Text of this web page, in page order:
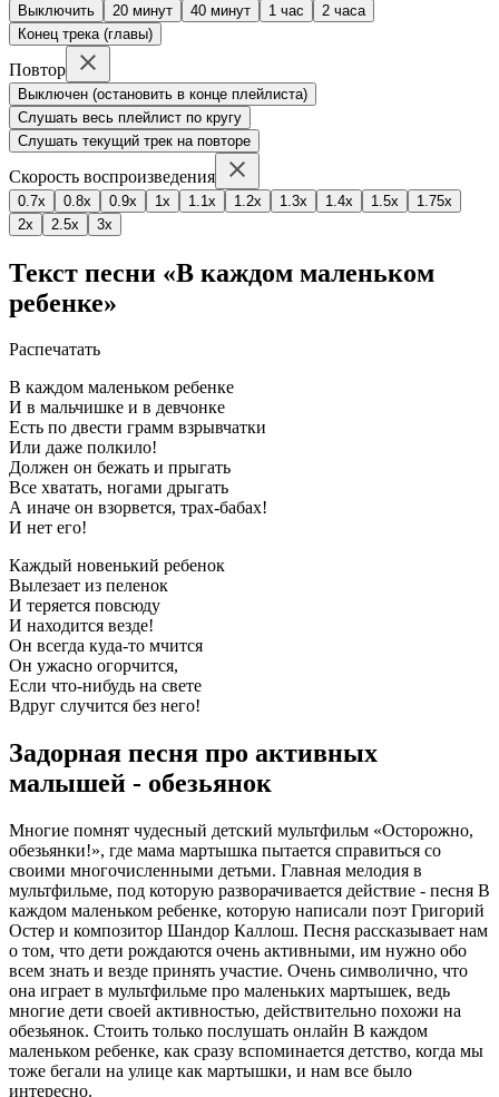
Выключить 20 минут 40 минут 1 час
2 часа
Конец трека (главы)
Повтор
Выключен (остановить в конце плейлиста)
Слушать весь плейлист по кругу
Слушать текущий трек на повторе
Скорость воспроизведения
0.7x 0.8x 0.9x 1x 1.1x 1.2x 1.3x 1.4x 1.5x
1.75x
2x
2.5x 3x
Текст песни «В каждом маленьком
ребенке»
Распечатать
В каждом маленьком ребенке
И в мальчишке и в девчонке
Есть по двести грамм взрывчатки
Или даже полкило!
Должен он бежать и прыгать
Все хватать, ногами дрыгать
А иначе он взорвется, трах-бабах!
И нет его!
Каждый новенький ребенок
Вылезает из пеленок
И теряется повсюду
И находится везде!
Он всегда куда-то мчится
Он ужасно огорчится,
Если что-нибудь на свете
Вдруг случится без него!
Задорная песня про активных
малышей - обезьянок
Многие помнят чудесный детский мультфильм «Осторожно,
обезьянки!», где мама мартышка пытается справиться со
своими многочисленными детьми. Главная мелодия в
мультфильме, под которую разворачивается действие - песня В
каждом маленьком ребенке, которую написали поэт Григорий
Остер и композитор Шандор Каллош. Песня рассказывает нам
о том, что дети рождаются очень активными, им нужно обо
всем знать и везде принять участие. Очень символично, что
она играет в мультфильме про маленьких мартышек, ведь
многие дети своей активностью, действительно похожи на
обезьянок. Стоить только послушать онлайн В каждом
маленьком ребенке, как сразу вспоминается детство, когда мы
тоже бегали на улице как мартышки, и нам все было
интересно.